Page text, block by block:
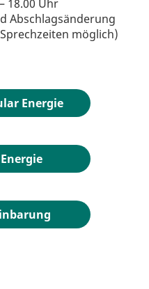
18.00 Uhr
Abschlagsänderung
möglich)
Energie